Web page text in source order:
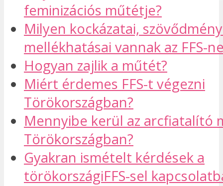
feminizációs műtétje?
Milyen kockázatai,
mellékhatásai vannak az FFS-
Hogyan zajlik a műtét?
Miért érdemes FFS-t végezni
Törökországban?
Mennyibe kerül az arcfiatalító
Törökországban?
Gyakran ismételt kérdések a
törökországiFFS-sel